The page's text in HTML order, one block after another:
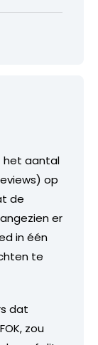
het aantal
op
de
er
in één
te
dat
zou